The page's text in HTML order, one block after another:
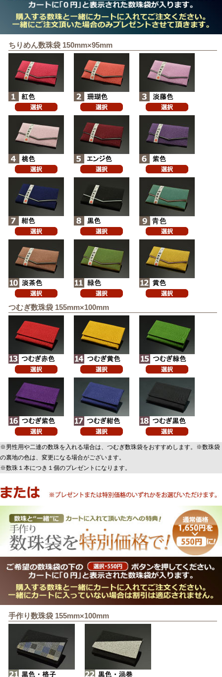
ちりめん数珠袋 150mm×95mm
つむぎ数珠袋 155mm×100mm
※男性用や二連の数珠を入れる場合は、つむぎ数珠袋をおすすめします。※数珠袋
の裏地の色は、変更になる場合がございます。
※数珠１本につき１個のプレゼントになります。
手作り数珠袋 155mm×100mm